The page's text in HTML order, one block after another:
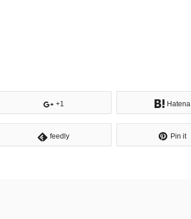
+1 Hatena
feedly Pin it